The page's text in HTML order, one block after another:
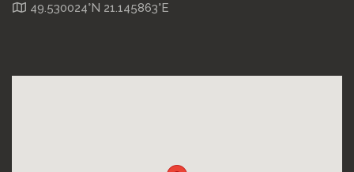
49.530024°N 21.145863°E